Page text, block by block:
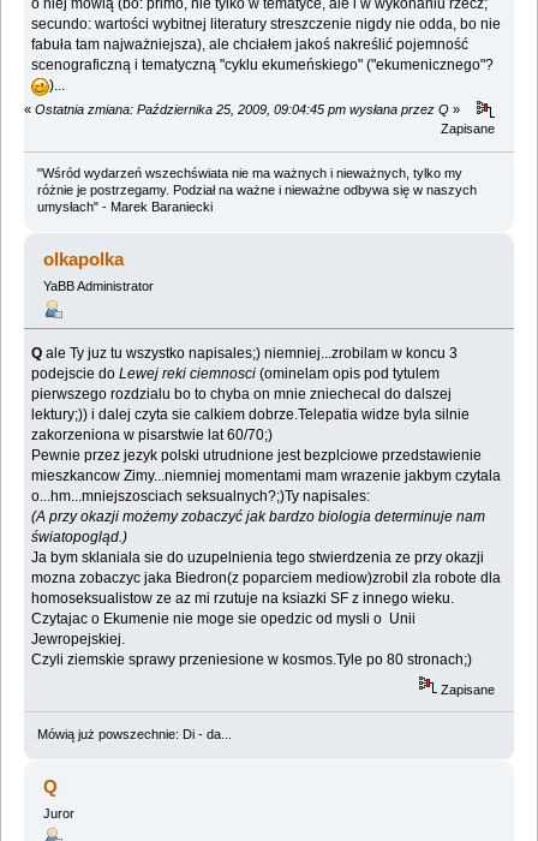
o niej mówią (bo: primo, nie tylko w tematyce, ale i w wykonaniu rzecz;
secundo: wartości wybitnej literatury streszczenie nigdy nie odda, bo nie
fabuła tam najważniejsza), ale chciałem jakoś nakreślić pojemność
scenograficzną i tematyczną "cyklu ekumeńskiego" ("ekumenicznego"?
)...
« Ostatnia zmiana: Października 25, 2009, 09:04:45 pm wysłana przez Q »
Zapisane
"Wśród wydarzeń wszechświata nie ma ważnych i nieważnych, tylko my
różnie je postrzegamy. Podział na ważne i nieważne odbywa się w naszych
umysłach" - Marek Baraniecki
olkapolka
YaBB Administrator
Qale Ty juz tu wszystko napisales;) niemniej...zrobilam w koncu 3
podejscie doLewej reki ciemnosci (ominelam opis pod tytulem
pierwszego rozdzialu bo to chyba on mnie zniechecal do dalszej
lektury;)) i dalej czyta sie calkiem dobrze.Telepatia widze byla silnie
zakorzeniona w pisarstwie lat 60/70;)
Pewnie przez jezyk polski utrudnione jest bezplciowe przedstawienie
mieszkancow Zimy...niemniej momentami mam wrazenie jakbym czytala
o...hm...mniejszosciach seksualnych?;)Ty napisales:
(A przy okazji możemy zobaczyć jak bardzo biologia determinuje nam
światopogląd.)
Ja bym sklaniala sie do uzupelnienia tego stwierdzenia ze przy okazji
mozna zobaczyc jaka Biedron(z poparciem mediow)zrobil zla robote dla
homoseksualistow ze az mi rzutuje na ksiazki SF z innego wieku.
Czytajac o Ekumenie nie moge sie opedzic od mysli o Unii
Jewropejskiej.
Czyli ziemskie sprawy przeniesione w kosmos.Tyle po 80 stronach;)
Zapisane
Mówią już powszechnie: Di - da...
Q
Juror